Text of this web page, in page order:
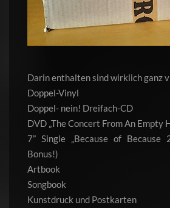
Darin enthalten sind wirklich ganz
Doppel-Vinyl
Doppel- nein! Dreifach-CD
DVD „The Concert From An Empty
7” Single „Because of Because
Bonus!)
Artbook
Songbook
Kunstdruck und Postkarten